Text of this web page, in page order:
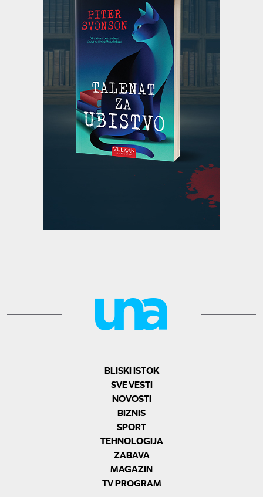
BLISKI ISTOK
SVE VESTI
NOVOSTI
BIZNIS
SPORT
TEHNOLOGIJA
ZABAVA
MAGAZIN
TV PROGRAM